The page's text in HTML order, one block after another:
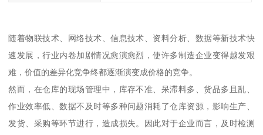
随着物联技术、网络技术、信息技术、资料分析、数据等新技术快
速发展，行业内卷加剧情况愈演愈烈，使许多制造企业变得越发艰
难，价值的差异化竞争终都逐渐演变成价格的竞争。
然而，在仓库的现场管理中，库存不准、呆滞料多、货品多且乱、
作业效率低、数据不及时等多种问题消耗了仓库资源，影响生产、
发货、采购等环节进行，造成损失。因此对于企业而言，及时检测